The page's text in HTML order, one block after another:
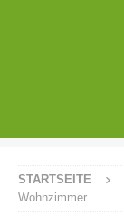
STARTSEITE
Wohnzimmer